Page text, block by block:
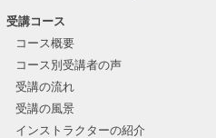
受講コース
コース概要
コース別受講者の声
受講の流れ
受講の風景
インストラクターの紹介